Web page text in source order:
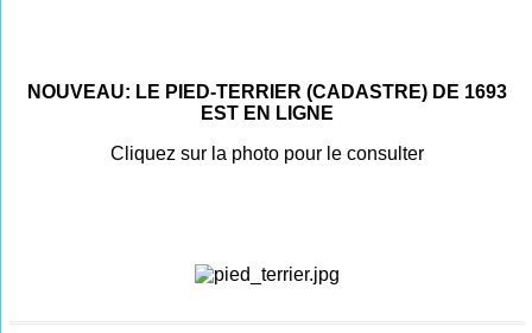
NOUVEAU: LE PIED-TERRIER (CADASTRE) DE 1693
EST EN LIGNE
Cliquez sur la photo pour le consulter